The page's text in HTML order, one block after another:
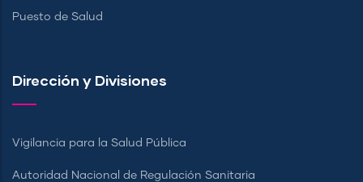
Puesto de Salud
Dirección y Divisiones
Vigilancia para la Salud Pública
Autoridad Nacional de Regulación Sanitaria